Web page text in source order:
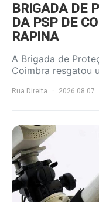
BRIGADA DE
DA PSP DE
RAPINA
A Brigada de
Coimbra resgatou
Rua Direita 2026.08.07